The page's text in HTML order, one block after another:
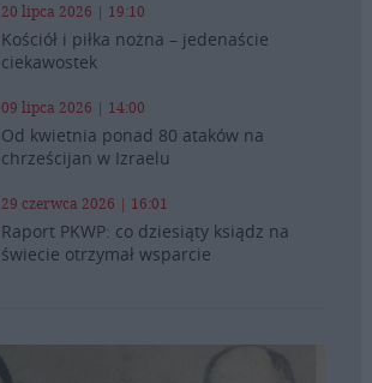
20 lipca 2026 | 19:10
Kościół i piłka nożna – jedenaście
ciekawostek
09 lipca 2026 | 14:00
Od kwietnia ponad 80 ataków na
chrześcijan w Izraelu
29 czerwca 2026 | 16:01
Raport PKWP: co dziesiąty ksiądz na
świecie otrzymał wsparcie